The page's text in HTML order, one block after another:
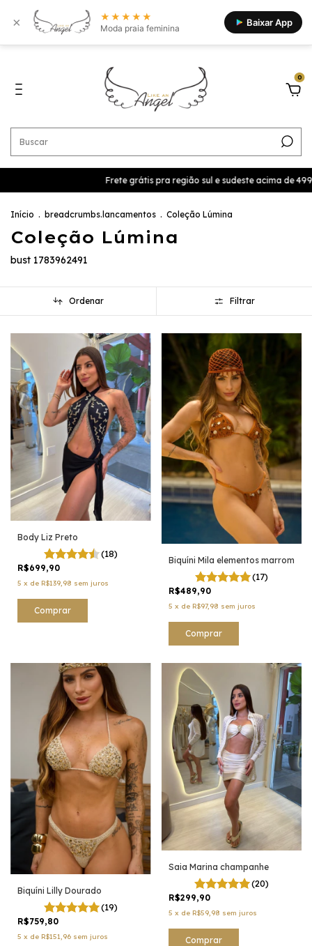
× ★★★★★
Moda praia feminina Baixar App
0
Frete grátis pra região sul e sudeste acima de 499,9 Cupom
Início . breadcrumbs.lancamentos . Coleção Lúmina
Coleção Lúmina
bust 1783962491
Ordenar Filtrar
Body Liz Preto
(18)
R$699,90
5 x de R$139,98 sem juros
Comprar
Biquíni Mila elementos marrom
(17)
R$489,90
5 x de R$97,98 sem juros
Comprar
Biquíni Lilly Dourado
(19)
R$759,80
5 x de R$151,96 sem juros
Saia Marina champanhe
(20)
R$299,90
5 x de R$59,98 sem juros
Comprar